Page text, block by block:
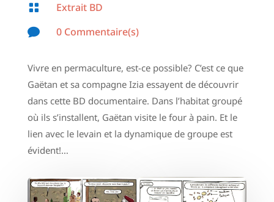
 Extrait BD
 0 Commentaire(s)
Vivre en permaculture, est-ce possible? C’est ce que
Gaëtan et sa compagne Izia essayent de découvrir
dans cette BD documentaire. Dans l’habitat groupé
où ils s’installent, Gaëtan visite le four à pain. Et le
lien avec le levain et la dynamique de groupe est
évident!…